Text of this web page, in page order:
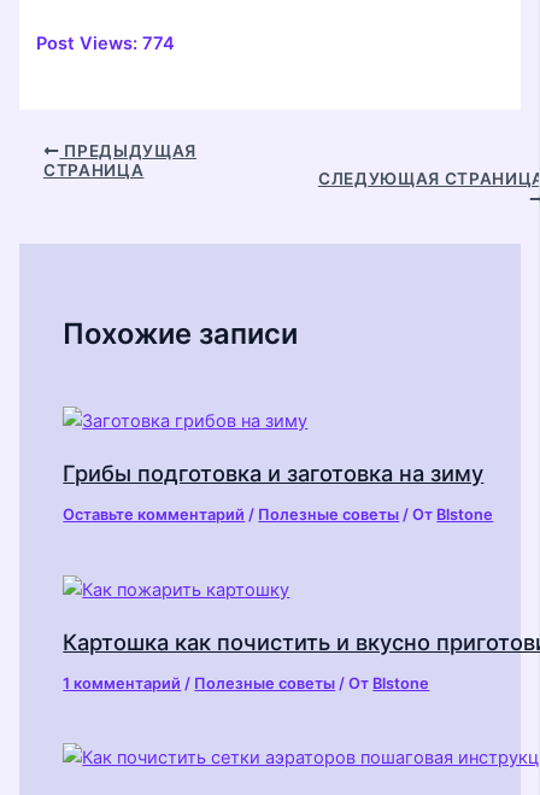
Post Views: 774
Навигация
ПРЕДЫДУЩАЯ
СТРАНИЦА
СЛЕДУЮЩАЯ
Похожие записи
Грибы подготовка и заготовка на зиму
Оставьте комментарий / Полезные советы / От Blstone
Картошка как почистить и вкусно
1 комментарий / Полезные советы / От Blstone